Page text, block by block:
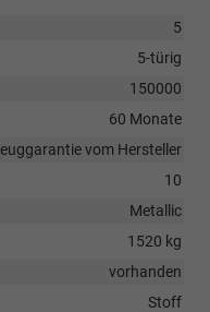
5
5-türig
150000
60 Monate
vom Hersteller
10
Metallic
1520 kg
vorhanden
Stoff